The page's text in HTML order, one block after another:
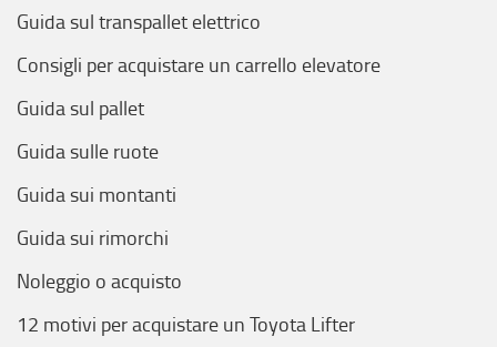
Guida sul transpallet elettrico
Consigli per acquistare un carrello elevatore
Guida sul pallet
Guida sulle ruote
Guida sui montanti
Guida sui rimorchi
Noleggio o acquisto
12 motivi per acquistare un Toyota Lifter